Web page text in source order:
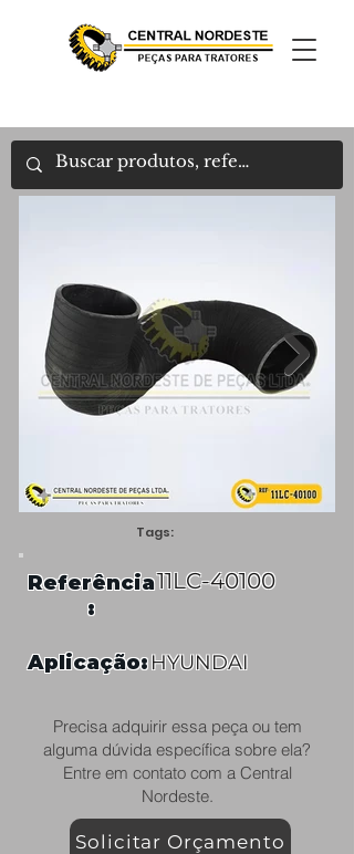
Tags:
Referência
:
11LC-40100
Aplicação:HYUNDAI
Precisa adquirir essa peça ou tem
alguma dúvida específica sobre ela?
Entre em contato com a Central
Nordeste.
Solicitar Orçamento